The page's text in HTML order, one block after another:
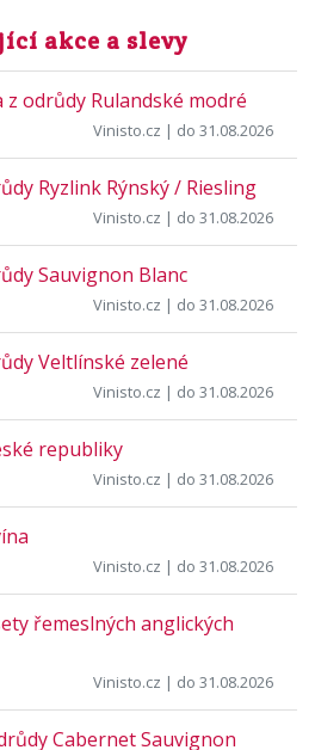
akce a slevy
z odrůdy Rulandské modré
Vinisto.cz | do 31.08.2026
Ryzlink Rýnský / Riesling
Vinisto.cz | do 31.08.2026
Sauvignon Blanc
Vinisto.cz | do 31.08.2026
Veltlínské zelené
Vinisto.cz | do 31.08.2026
republiky
Vinisto.cz | do 31.08.2026
Vinisto.cz | do 31.08.2026
řemeslných anglických
Vinisto.cz | do 31.08.2026
Cabernet Sauvignon